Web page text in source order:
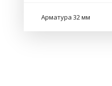
Арматура 32 мм